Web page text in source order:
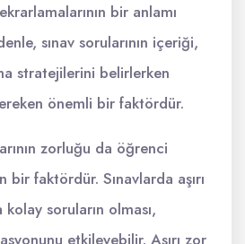
bir anlamı
sınav sorularının içeriği,
stratejilerini belirlerken
önemli bir faktördür.
zorluğu da öğrenci
faktördür. Sınavlarda aşırı
soruların olması,
etkileyebilir. Aşırı zor